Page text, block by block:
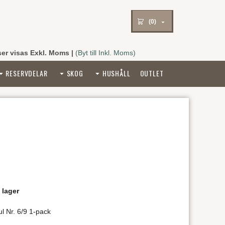
(0)
visas Exkl. Moms | (Byt till Inkl. Moms)
RESERVDELAR SKOG HUSHÅLL OUTLET
lager
Nr. 6/9 1-pack